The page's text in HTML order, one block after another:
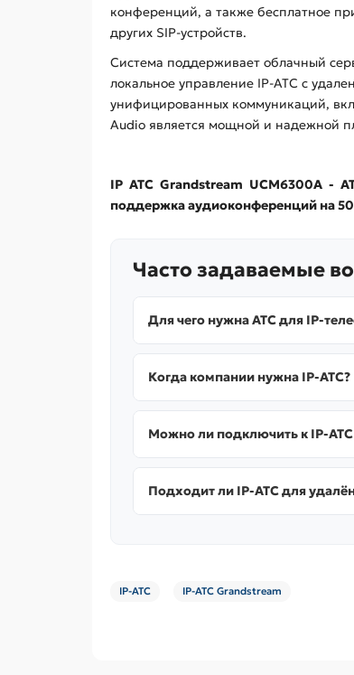
конференций, а также бесплатное
других SIP-устройств.
Система поддерживает облачный
локальное управление IP-АТС с
унифицированных коммуникаций,
Audio является мощной и надежной
IP АТС Grandstream UCM6300A -
поддержка аудиоконференций на 50
Часто задаваемые
Для чего нужна АТС для IP-
Когда компании нужна IP-АТС?
Можно ли подключить к IP-
Подходит ли IP-АТС для
IP-АТС IP-АТС Grandstream